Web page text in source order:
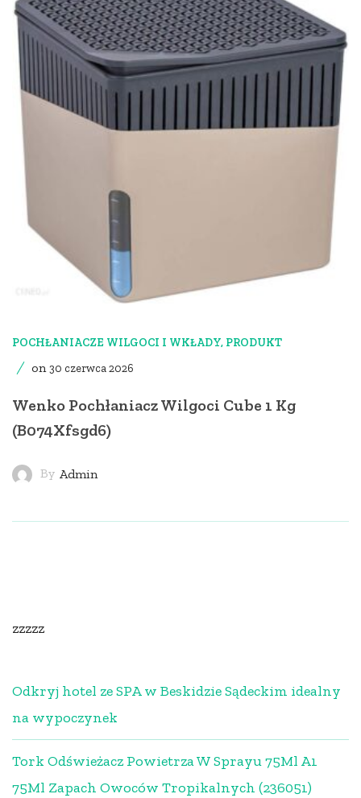
POCHŁANIACZE WILGOCI I WKŁADY, PRODUKT
on 30 czerwca 2026
Wenko Pochłaniacz Wilgoci Cube 1 Kg
(B074Xfsgd6)
By Admin
zzzzz
Odkryj hotel ze SPA w Beskidzie Sądeckim idealny
na wypoczynek
Tork Odświeżacz Powietrza W Sprayu 75Ml A1
75Ml Zapach Owoców Tropikalnych (236051)